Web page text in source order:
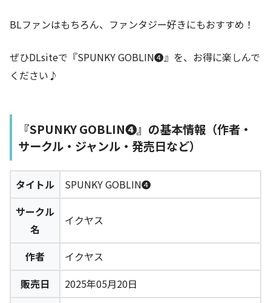
BLファンはもちろん、ファンタジー好きにもおすすめ！
ぜひDLsiteで『SPUNKY GOBLIN❹』を、お得に楽しんで
ください♪
『SPUNKY GOBLIN❹』の基本情報（作者・
サークル・ジャンル・発売日など）
タイトル
SPUNKY GOBLIN❹
サークル
名
イクヤス
作者
イクヤス
販売日
2025年05月20日